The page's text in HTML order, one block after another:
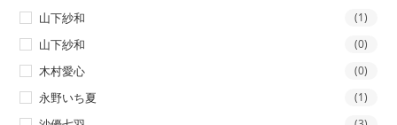
山下紗和 (1)
山下紗和 (0)
木村愛心 (0)
永野いち夏 (1)